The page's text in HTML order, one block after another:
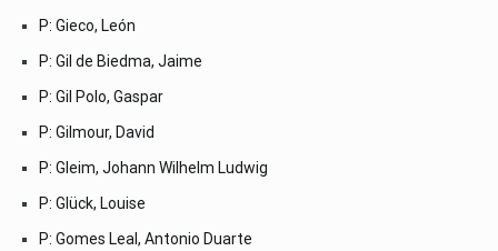
P: Gieco, León
P: Gil de Biedma, Jaime
P: Gil Polo, Gaspar
P: Gilmour, David
P: Gleim, Johann Wilhelm Ludwig
P: Glück, Louise
P: Gomes Leal, Antonio Duarte